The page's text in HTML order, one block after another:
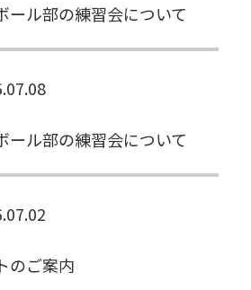
ール部の練習会について
ール部の練習会について
のご案内